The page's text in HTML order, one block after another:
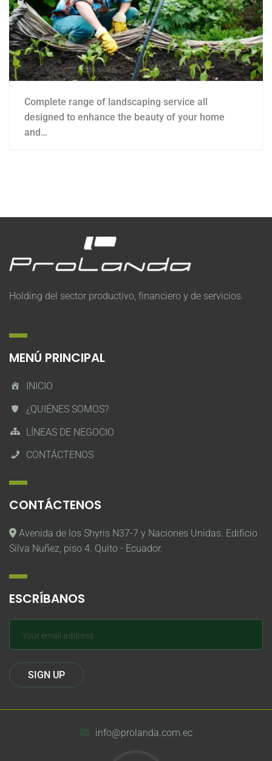
Complete range of landscaping service all
designed to enhance the beauty of your home
and…
Holding del sector productivo, financiero y de servicios.
MENÚ PRINCIPAL
INICIO
¿QUIÉNES SOMOS?
LÍNEAS DE NEGOCIO
CONTÁCTENOS
CONTÁCTENOS
Avenida de los Shyris N37-7 y Naciones Unidas. Edificio
Silva Nuñez, piso 4. Quito - Ecuador.
ESCRÍBANOS
info@prolanda.com.ec